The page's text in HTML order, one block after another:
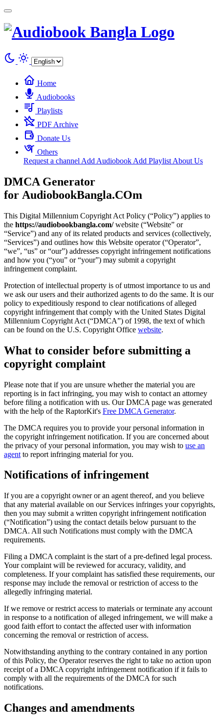
Home
Audiobooks
Playlists
PDF Archive
Donate Us
Others
Request a channel Add Audiobook Add Playlist About Us
DMCA Generator
for AudiobookBangla.COm
This Digital Millennium Copyright Act Policy (“Policy”) applies to
the https://audiobookbangla.com/website (“Website” or
“Service”) and any of its related products and services (collectively,
“Services”) and outlines how this Website operator (“Operator”,
“we”, “us” or “our”) addresses copyright infringement notifications
and how you (“you” or “your”) may submit a copyright
infringement complaint.
Protection of intellectual property is of utmost importance to us and
we ask our users and their authorized agents to do the same. It is our
policy to expeditiously respond to clear notifications of alleged
copyright infringement that comply with the United States Digital
Millennium Copyright Act (“DMCA”) of 1998, the text of which
can be found on the U.S. Copyright Office website.
What to consider before submitting a
copyright complaint
Please note that if you are unsure whether the material you are
reporting is in fact infringing, you may wish to contact an attorney
before filing a notification with us. Our DMCA page was generated
with the help of the RaptorKit's Free DMCA Generator.
The DMCA requires you to provide your personal information in
the copyright infringement notification. If you are concerned about
the privacy of your personal information, you may wish to use an
agent to report infringing material for you.
Notifications of infringement
If you are a copyright owner or an agent thereof, and you believe
that any material available on our Services infringes your copyrights,
then you may submit a written copyright infringement notification
(“Notification”) using the contact details below pursuant to the
DMCA. All such Notifications must comply with the DMCA
requirements.
Filing a DMCA complaint is the start of a pre-defined legal process.
Your complaint will be reviewed for accuracy, validity, and
completeness. If your complaint has satisfied these requirements, our
response may include the removal or restriction of access to the
allegedly infringing material.
If we remove or restrict access to materials or terminate any account
in response to a notification of alleged infringement, we will make a
good faith effort to contact the affected user with information
concerning the removal or restriction of access.
Notwithstanding anything to the contrary contained in any portion
of this Policy, the Operator reserves the right to take no action upon
receipt of a DMCA copyright infringement notification if it fails to
comply with all the requirements of the DMCA for such
notifications.
Changes and amendments